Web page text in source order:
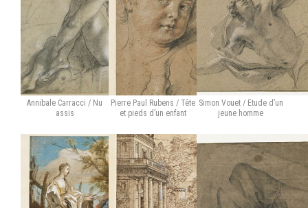
Annibale Carracci / Nu
assis
Pierre Paul Rubens / Tête
et pieds d’un enfant
Simon Vouet / Etude d’un
jeune homme